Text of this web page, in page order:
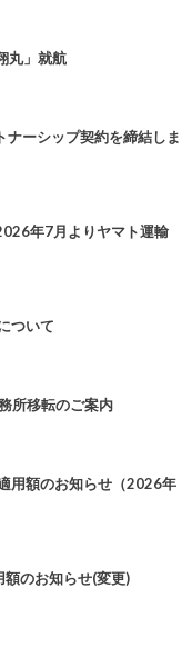
丸」就航
ナーシップ契約を締結しま
年7月よりヤマト運輸
ついて
所移転のご案内
用額のお知らせ（2026年
のお知らせ(変更)